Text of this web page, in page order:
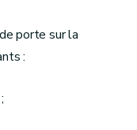
porte sur la
: